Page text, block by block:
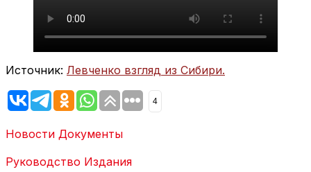
Источник: Левченко взгляд из Сибири.
4
Новости Документы
Руководство Издания